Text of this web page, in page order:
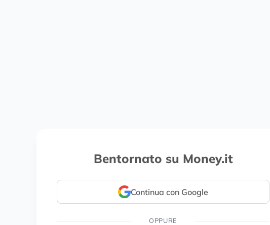
Bentornato su Money.it
Continua con Google
OPPURE